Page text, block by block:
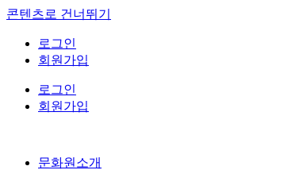
콘텐츠로 건너뛰기
로그인
회원가입
로그인
회원가입
문화원소개